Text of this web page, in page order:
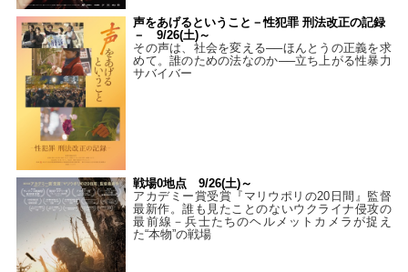
声をあげるということ－性犯罪 刑法改正の記録
－ 9/26(土)～
その声は、社会を変える──ほんとうの正義を求
めて。誰のための法なのか──立ち上がる性暴力
サバイバー
戦場0地点 9/26(土)～
アカデミー賞受賞『マリウポリの20日間』監督
最新作。誰も見たことのないウクライナ侵攻の
最前線－兵士たちのヘルメットカメラが捉え
た“本物”の戦場